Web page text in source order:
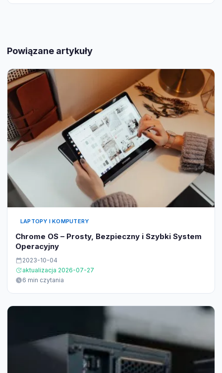
Powiązane artykuły
LAPTOPY I KOMPUTERY
Chrome OS – Prosty, Bezpieczny i Szybki System
Operacyjny
2023-10-04
aktualizacja 2026-07-27
6 min czytania